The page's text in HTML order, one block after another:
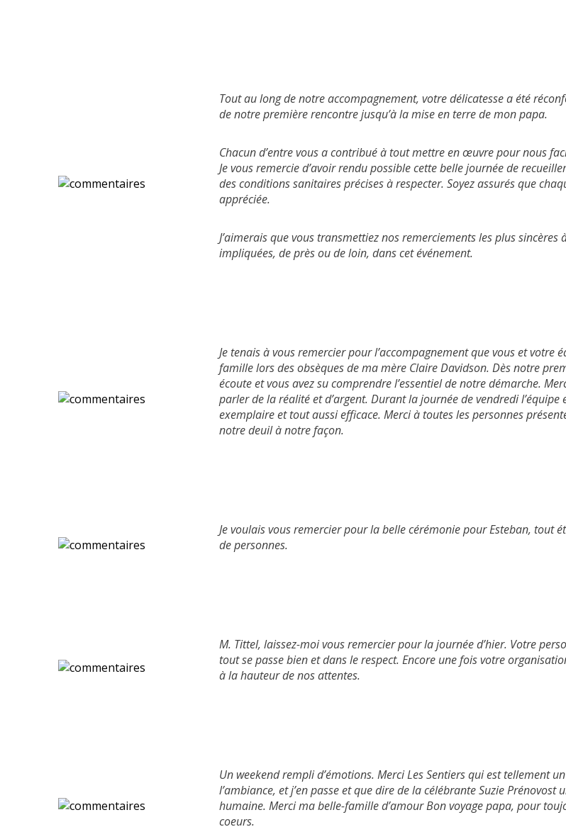
Tout au long de notre accompagnement, votre délicatesse a été
de notre première rencontre jusqu’à la mise en terre de mon papa.
Chacun d’entre vous a contribué à tout mettre en œuvre pour nous
Je vous remercie d’avoir rendu possible cette belle journée de
des conditions sanitaires précises à respecter. Soyez assurés que
appréciée.
J’aimerais que vous transmettiez nos remerciements les plus
impliquées, de près ou de loin, dans cet événement.
Je tenais à vous remercier pour l’accompagnement que vous et votre
famille lors des obsèques de ma mère Claire Davidson. Dès notre
écoute et vous avez su comprendre l’essentiel de notre démarche.
parler de la réalité et d’argent. Durant la journée de vendredi l’équipe
exemplaire et tout aussi efficace. Merci à toutes les personnes
notre deuil à notre façon.
Je voulais vous remercier pour la belle cérémonie pour Esteban, tout
de personnes.
M. Tittel, laissez-moi vous remercier pour la journée d’hier. Votre
tout se passe bien et dans le respect. Encore une fois votre
à la hauteur de nos attentes.
Un weekend rempli d’émotions. Merci Les Sentiers qui est tellement
l’ambiance, et j’en passe et que dire de la célébrante Suzie
humaine. Merci ma belle-famille d’amour Bon voyage papa, pour
coeurs.